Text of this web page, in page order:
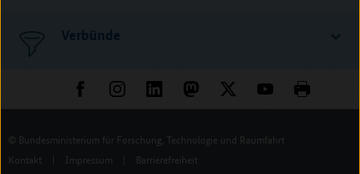
Verbünde
© Bundesministerium für Forschung, Technologie und Raumfahrt
Kontakt
| Impressum | Barrierefreiheit